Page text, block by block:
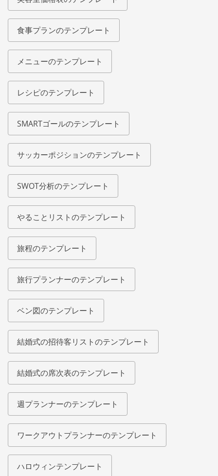
食事プランのテンプレート
メニューのテンプレート
レシピのテンプレート
SMARTゴールのテンプレート
サッカーポジションのテンプレート
SWOT分析のテンプレート
やることリストのテンプレート
旅程のテンプレート
旅行プランナーのテンプレート
ベン図のテンプレート
結婚式の招待客リストのテンプレート
結婚式の席次表のテンプレート
週プランナーのテンプレート
ワークアウトプランナーのテンプレート
ハロウィンテンプレート